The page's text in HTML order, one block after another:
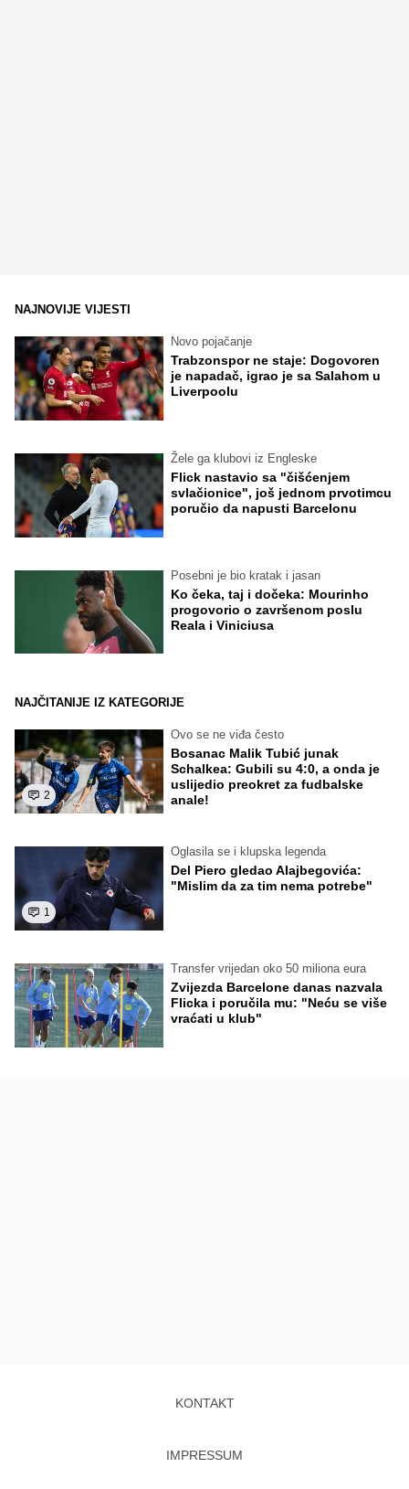
NAJNOVIJE VIJESTI
Novo pojačanje
Trabzonspor ne staje: Dogovoren
je napadač, igrao je sa Salahom u
Liverpoolu
Žele ga klubovi iz Engleske
Flick nastavio sa "čišćenjem
svlačionice", još jednom prvotimcu
poručio da napusti Barcelonu
Posebni je bio kratak i jasan
Ko čeka, taj i dočeka: Mourinho
progovorio o završenom poslu
Reala i Viniciusa
NAJČITANIJE IZ KATEGORIJE
2
Ovo se ne viđa često
Bosanac Malik Tubić junak
Schalkea: Gubili su 4:0, a onda je
uslijedio preokret za fudbalske
anale!
1
Oglasila se i klupska legenda
Del Piero gledao Alajbegovića:
"Mislim da za tim nema potrebe"
Transfer vrijedan oko 50 miliona eura
Zvijezda Barcelone danas nazvala
Flicka i poručila mu: "Neću se više
vraćati u klub"
KONTAKT
IMPRESSUM